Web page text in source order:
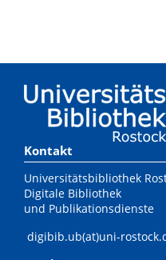
Kontakt
Universitätsbibliothek
Digitale Bibliothek
und Publikationsdienste
digibib.ub(at)uni-